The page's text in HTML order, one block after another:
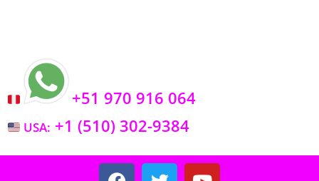
+51 970 916 064
USA: +1 (510) 302-9384